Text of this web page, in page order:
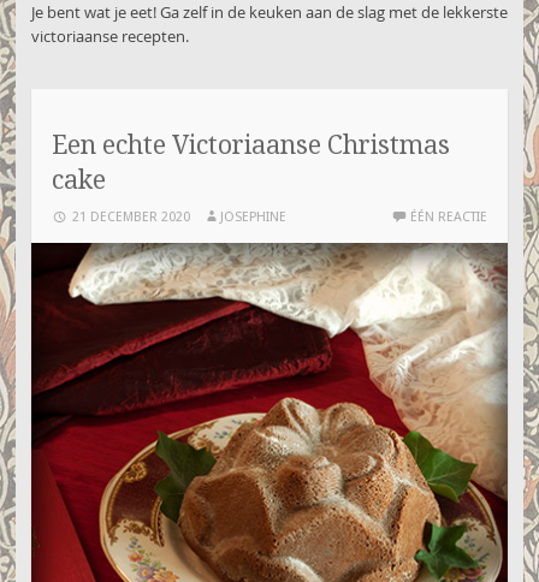
Je bent wat je eet! Ga zelf in de keuken aan de slag met de lekkerste
victoriaanse recepten.
Een echte Victoriaanse Christmas
cake
21 DECEMBER 2020 JOSEPHINE ÉÉN REACTIE